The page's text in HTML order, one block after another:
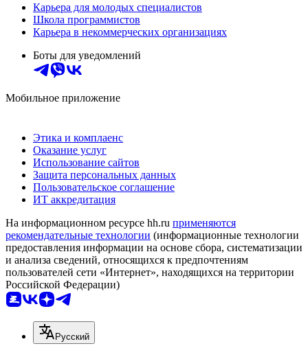
Карьера для молодых специалистов
Школа программистов
Карьера в некоммерческих организациях
Боты для уведомлений
Мобильное приложение
Этика и комплаенс
Оказание услуг
Использование сайтов
Защита персональных данных
Пользовательское соглашение
ИТ аккредитация
На информационном ресурсе hh.ru применяются
рекомендательные технологии (информационные технологии
предоставления информации на основе сбора, систематизации
и анализа сведений, относящихся к предпочтениям
пользователей сети «Интернет», находящихся на территории
Российской Федерации)
Русский